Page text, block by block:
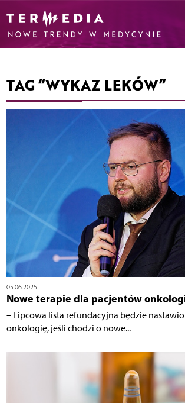
TAG “WYKAZ LEKÓW”
05.06.2025
Nowe terapie dla pacjentów
– Lipcowa lista refundacyjna będzie
onkologię, jeśli chodzi o nowe...